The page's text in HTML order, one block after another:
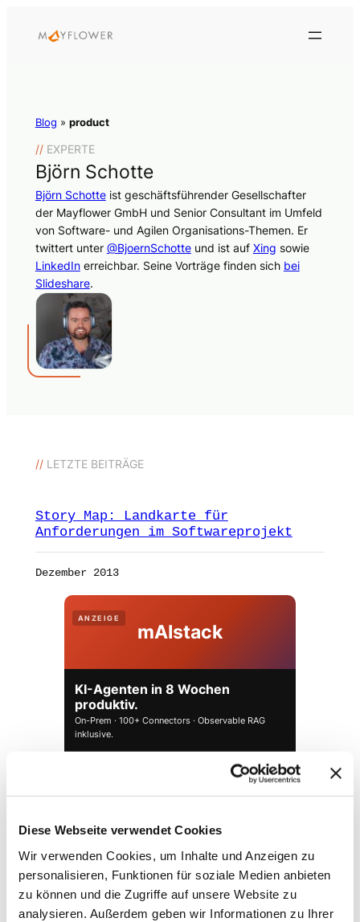
Diese Webseite verwendet Cookies
Wir verwenden Cookies, um Inhalte und Anzeigen zu
personalisieren, Funktionen für soziale Medien anbieten
zu können und die Zugriffe auf unsere Website zu
analysieren. Außerdem geben wir Informationen zu Ihrer
Blog » product
//EXPERTE
Björn Schotte
Björn Schotteist geschäftsführender Gesellschafter
der Mayflower GmbH und Senior Consultant im Umfeld
von Software- und Agilen Organisations-Themen. Er
twittert unter @BjoernSchotteund ist auf Xing sowie
LinkedInerreichbar. Seine Vorträge finden sich bei
Slideshare.
//LETZTE BEITRÄGE
Story Map: Landkarte für
Anforderungen im Softwareprojekt
Dezember 2013
ANZEIGE
mAIstack
KI-Agenten in 8 Wochen
produktiv.
On-Prem · 100+ Connectors · Observable RAG
inklusive.